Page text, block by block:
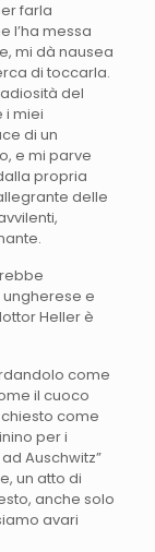
farla
l’ha messa
mi dà nausea
di toccarla.
del
i miei
di un
e mi parve
propria
delle
ungherese e
Heller è
come
il cuoco
come
per i
Auschwitz”
un atto di
anche solo
avari